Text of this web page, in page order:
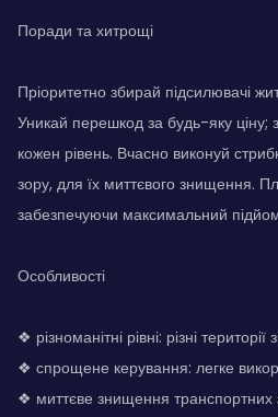
Поради та хитрощі
Пріоритетно збирай підсилювачі
Уникай перешкод за будь-яку
кожен рівень. Вчасно виконуй
зору, для їх миттєвого знищення.
забезпечуючи максимальний
Особливості
❖ різноманітні рівні: різні
❖ спрощене керування: легке
❖ миттєве знищення транспортних